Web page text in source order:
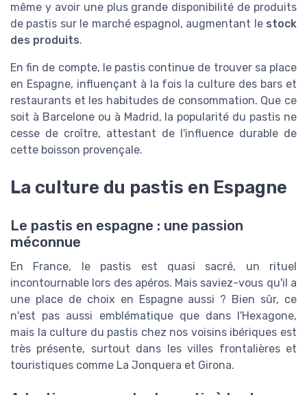
même y avoir une plus grande disponibilité de produits
de pastis sur le marché espagnol, augmentant le stock
des produits.
En fin de compte, le pastis continue de trouver sa place
en Espagne, influençant à la fois la culture des bars et
restaurants et les habitudes de consommation. Que ce
soit à Barcelone ou à Madrid, la popularité du pastis ne
cesse de croître, attestant de l'influence durable de
cette boisson provençale.
La culture du pastis en Espagne
Le pastis en espagne : une passion
méconnue
En France, le pastis est quasi sacré, un rituel
incontournable lors des apéros. Mais saviez-vous qu'il a
une place de choix en Espagne aussi ? Bien sûr, ce
n'est pas aussi emblématique que dans l'Hexagone,
mais la culture du pastis chez nos voisins ibériques est
très présente, surtout dans les villes frontalières et
touristiques comme La Jonquera et Girona.